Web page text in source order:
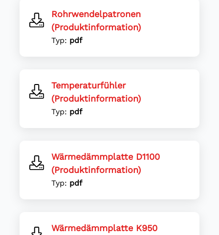
Rohrwendelpatronen
(Produktinformation)
Typ: pdf
Temperaturfühler
(Produktinformation)
Typ: pdf
Wärmedämmplatte D1100
(Produktinformation)
Typ: pdf
Wärmedämmplatte K950